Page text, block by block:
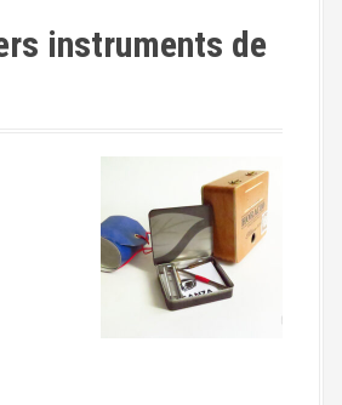
instruments de